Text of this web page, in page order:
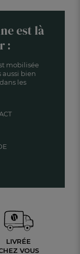
est là
:
mobilisée
aussi bien
les
LIVRÉE
VOUS